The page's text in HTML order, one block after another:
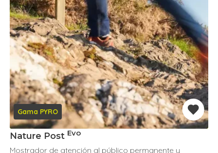
Gama PYRO
Nature Post Evo
Mostrador de atención al público permanente y